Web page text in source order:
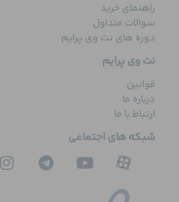
راهنمای خرید
سوالات متداول
دوره های نت وی پرایم
نت وی پرایم
قوانین
درباره ما
ارتباط با ما
شبکه های اجتماعی